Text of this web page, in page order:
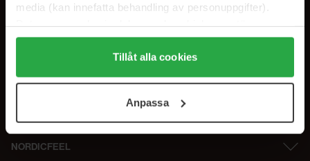
media (kan innefatta behandling av personuppgifter).
Genom att trycka på "Tillåt alla cookies" accepterar du
alla cookies, medan du under "Detaljer" kan anpassa
användningen av cookies. Du kan när som helst återkalla
samt vår Integritetspolicy.
Tillåt alla cookies
Anpassa
NORDICFEEL